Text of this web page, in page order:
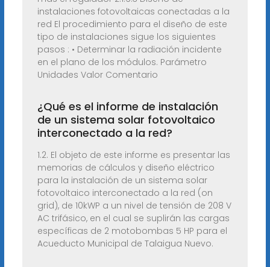
instalaciones fotovoltaicas conectadas a la
red El procedimiento para el diseño de este
tipo de instalaciones sigue los siguientes
pasos : • Determinar la radiación incidente
en el plano de los módulos. Parámetro
Unidades Valor Comentario
¿Qué es el informe de instalación
de un sistema solar fotovoltaico
interconectado a la red?
1.2. El objeto de este informe es presentar las
memorias de cálculos y diseño eléctrico
para la instalación de un sistema solar
fotovoltaico interconectado a la red (on
grid), de 10kWP a un nivel de tensión de 208 V
AC trifásico, en el cual se suplirán las cargas
específicas de 2 motobombas 5 HP para el
Acueducto Municipal de Talaigua Nuevo.